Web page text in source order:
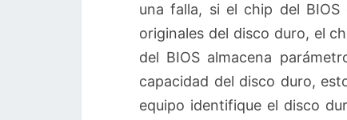
una falla, si el chip del
originales del disco duro, el
del BIOS almacena
capacidad del disco duro,
equipo identifique el disco